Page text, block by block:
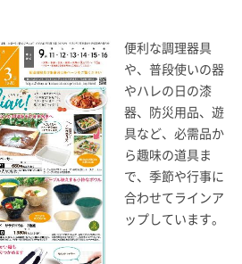
便利な調理器具
や、普段使いの器
やハレの日の漆
器、防災用品、遊
具など、必需品か
ら趣味の道具ま
で、季節や行事に
合わせてラインア
ップしています。